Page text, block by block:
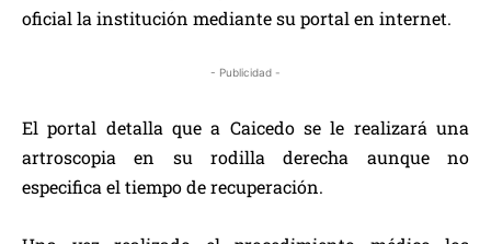
oficial la institución mediante su portal en internet.
- Publicidad -
El portal detalla que a Caicedo se le realizará una
artroscopia en su rodilla derecha aunque no
especifica el tiempo de recuperación.